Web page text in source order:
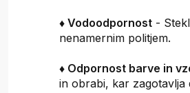
♦ Vodoodpornost -
nenamernim politjem.
♦ Odpornost barve in
in obrabi, kar zagotavlja